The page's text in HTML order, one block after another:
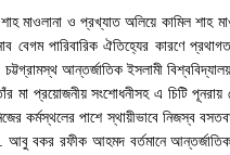
মাওলানা ও প্রখ্যাত অলিয়ে কামিল শাহ
পারিবারিক ঐতিহ্যের কারণে
আন্তর্জাতিক ইসলামী
মা প্রয়োজনীয় সংশোধনীসহ এ চিটি পূনরায়
কর্মস্থলের পাশে স্থায়ীভাবে নিজস্ব
বকর রফীক আহমদ বর্তমানে আন্তর্জাতিক